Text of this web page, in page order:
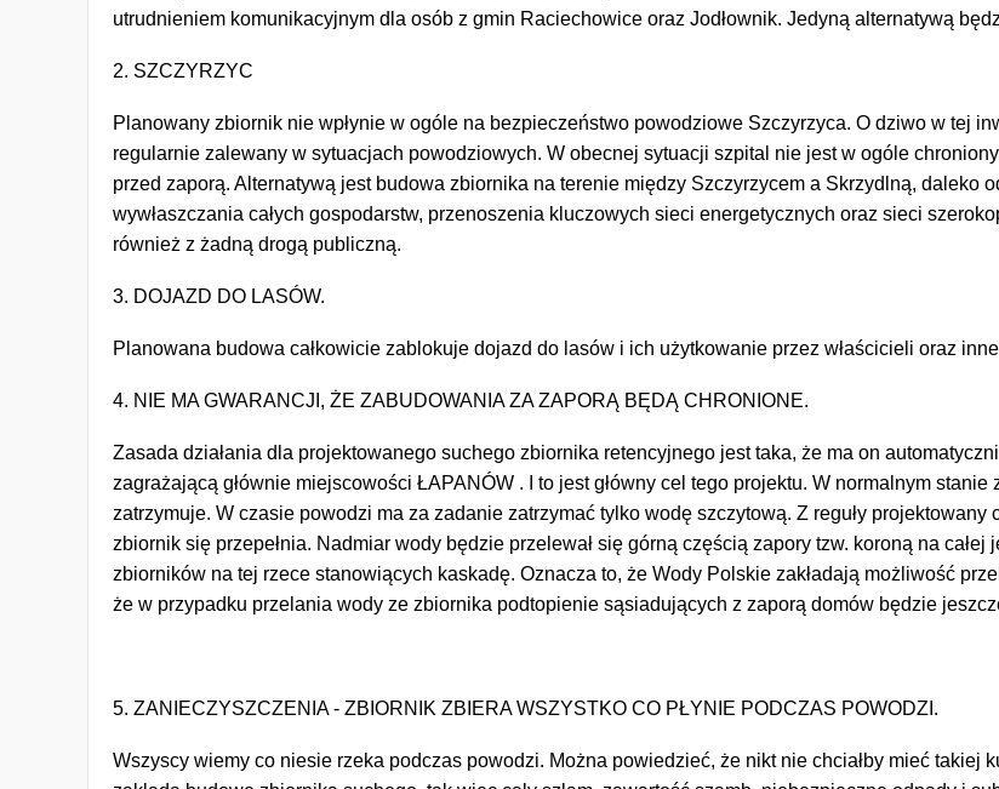
utrudnieniem komunikacyjnym dla osób z gmin Raciechowice oraz Jodłownik. Jedyną alternatywą
2. SZCZYRZYC
Planowany zbiornik nie wpłynie w ogóle na bezpieczeństwo powodziowe Szczyrzyca. O dziwo w tej
regularnie zalewany w sytuacjach powodziowych. W obecnej sytuacji szpital nie jest w ogóle
przed zaporą. Alternatywą jest budowa zbiornika na terenie między Szczyrzycem a Skrzydlną, daleko
wywłaszczania całych gospodarstw, przenoszenia kluczowych sieci energetycznych oraz sieci
również z żadną drogą publiczną.
3. DOJAZD DO LASÓW.
Planowana budowa całkowicie zablokuje dojazd do lasów i ich użytkowanie przez właścicieli oraz
4. NIE MA GWARANCJI, ŻE ZABUDOWANIA ZA ZAPORĄ BĘDĄ CHRONIONE.
Zasada działania dla projektowanego suchego zbiornika retencyjnego jest taka, że ma on
zagrażającą głównie miejscowości ŁAPANÓW . I to jest główny cel tego projektu. W normalnym
zatrzymuje. W czasie powodzi ma za zadanie zatrzymać tylko wodę szczytową. Z reguły
zbiornik się przepełnia. Nadmiar wody będzie przelewał się górną częścią zapory tzw. koroną na
zbiorników na tej rzece stanowiących kaskadę. Oznacza to, że Wody Polskie zakładają możliwość
że w przypadku przelania wody ze zbiornika podtopienie sąsiadujących z zaporą domów będzie
5. ZANIECZYSZCZENIA - ZBIORNIK ZBIERA WSZYSTKO CO PŁYNIE PODCZAS POWODZI.
Wszyscy wiemy co niesie rzeka podczas powodzi. Można powiedzieć, że nikt nie chciałby mieć